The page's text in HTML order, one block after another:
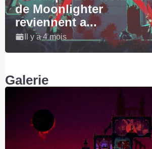
de Moonlighter
reviennent a...
Il y a 4 mois
Galerie